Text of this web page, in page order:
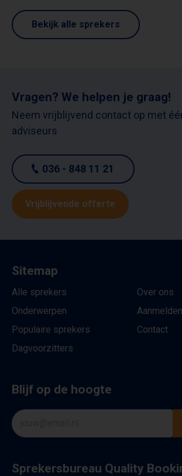
Bekijk alle sprekers
Vragen? We helpen je graag!
Neem vrijblijvend contact op met
adviseurs
036 - 848 11 21
Vrijblijvende offerte
Sitemap
Alle sprekers
Onderwerpen
Populaire sprekers
Dagvoorzitters
Over ons
Contact
Blijf op de hoogte
Sprekersbureau Quality